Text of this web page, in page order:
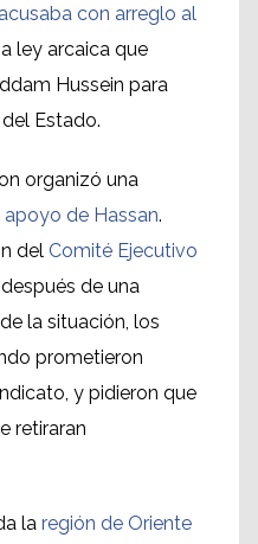
con arreglo al
ley arcaica que
Hussein para
Estado.
organizó una
de Hassan.
del Comité Ejecutivo
de una
la situación, los
prometieron
y pidieron que
retiraran
la región de Oriente